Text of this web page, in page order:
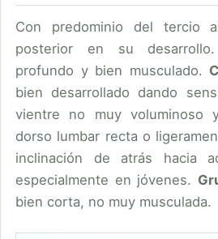
Con predominio del tercio
posterior en su
profundo y bien musculado.
bien desarrollado dando
vientre no muy voluminoso
dorso lumbar recta o
inclinación de atrás hacia
especialmente en jóvenes.
bien corta, no muy musculada.